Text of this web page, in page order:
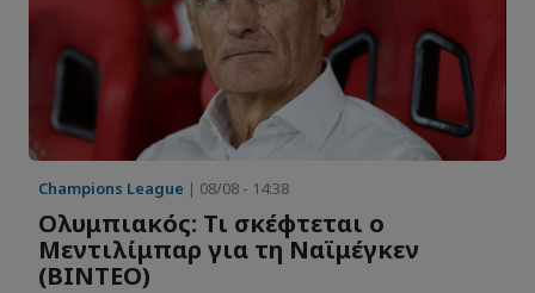
Champions League | 08/08 - 14:38
Ολυμπιακός: Τι σκέφτεται ο
Μεντιλίμπαρ για τη Ναϊμέγκεν
(ΒΙΝΤΕΟ)